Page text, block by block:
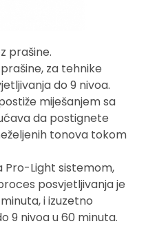
prašine.
za tehnike
do 9 nivoa.
miješanjem sa
da postignete
tonova tokom
Pro-Light sistemom,
posvjetljivanja je
i izuzetno
9 nivoa u 60 minuta.